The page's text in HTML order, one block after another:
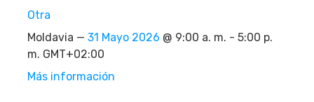
Otra
Moldavia — 31 Mayo 2026 @ 9:00 a. m. - 5:00 p.
m. GMT+02:00
Más información